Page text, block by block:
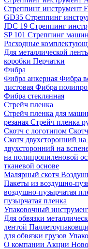
Стреппинг инструмент
GD35 Стреппинг
JDC 19 Стреппинг
SP 101 Стреппинг
Расходные
Для металлической
коробки Перчатки
Фибра
Фибра анкерная Фибра
листовая Фибра
Фибра стеклянная
Стрейч пленка
Стрейч пленка для
резаная Стрейч пленка
Скотч с логотипом
Скотч двухсторонний
двухсторонний на
на полипропиленовой
тканевой основе
Малярный скотч
Пакеты из воздушно-
воздушно-пузырчатая
пузырчатая пленка
Упаковочный
Для обвязки
лентой
для обвязки грузов
О компании Акции